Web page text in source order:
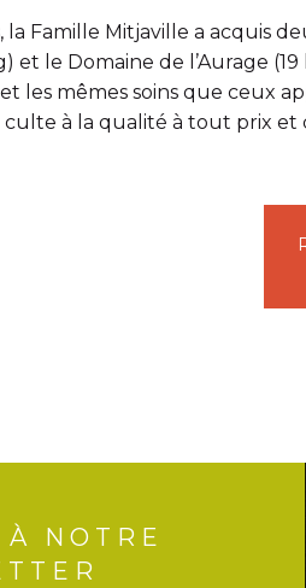
la Famille Mitjaville a acquis
et le Domaine de l’Aurage
les mêmes soins que ceux
à la qualité à tout prix et
NOTRE